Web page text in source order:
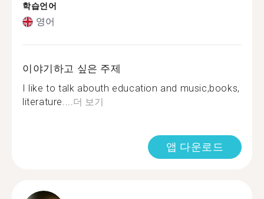
학습언어
영어
이야기하고 싶은 주제
I like to talk abouth education and music,books,
literature....더 보기
앱 다운로드